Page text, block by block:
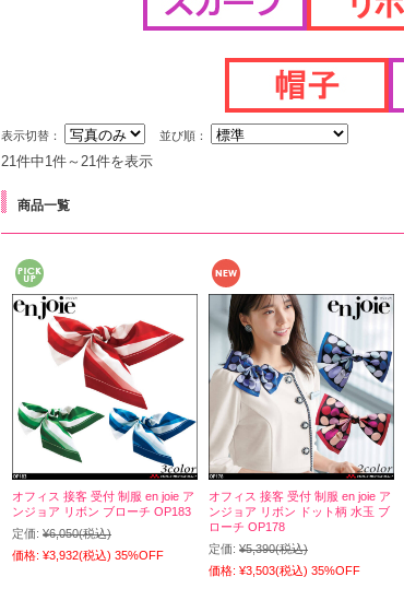
表示切替： 並び順：
21件中1件～21件を表示
商品一覧
オフィス 接客 受付 制服 en joie ア
ンジョア リボン ブローチ OP183
定価: ¥6,050(税込)
価格: ¥3,932(税込) 35%OFF
オフィス 接客 受付 制服 en joie ア
ンジョア リボン ドット柄 水玉 ブ
ローチ OP178
定価: ¥5,390(税込)
価格: ¥3,503(税込) 35%OFF